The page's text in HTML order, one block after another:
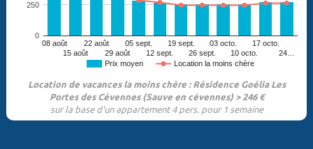
Prix moyen Location la moins chère
08 août
15 août
22 août
29 août
05 sept.
12 sept.
19 sept.
26 sept.
03 octo.
10 octo.
17 octo.
24…
0
250
Location de vacances la moins chère : Résidence Goélia Les
Portes des Cévennes (Sauve en cévennes) > 246 €
sur la base d'un appartement 4 pers. pour 1 semaine